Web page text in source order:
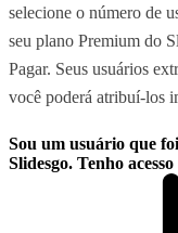
selecione o número de
seu plano Premium do
Pagar. Seus usuários
você poderá atribuí-los
Sou um usuário que
Slidesgo. Tenho